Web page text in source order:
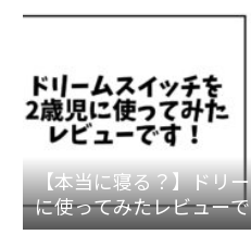
【本当に寝る？】ドリ
に使ってみたレビュー